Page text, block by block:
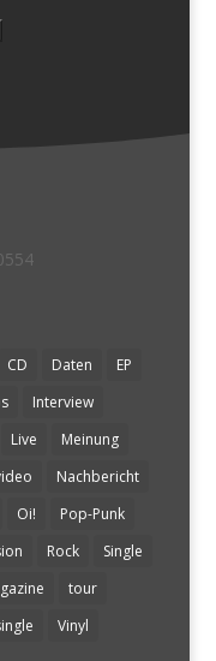
CD Daten
EP
Interview
Live
Meinung
Nachbericht
Oi!
Pop-Punk
Rock
Single
tour
Vinyl